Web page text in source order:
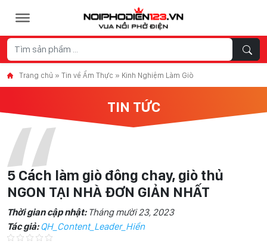
Trang chủ » Tin về Ẩm Thực » Kinh Nghiệm Làm Giò
TIN TỨC
5 Cách làm giò đông chay, giò thủ
NGON TẠI NHÀ ĐƠN GIẢN NHẤT
Thời gian cập nhật: Tháng mười 23, 2023
Tác giả:QH_Content_Leader_Hiền